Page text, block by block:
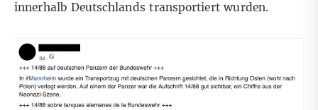
innerhalb Deutschlands transportiert wurden.